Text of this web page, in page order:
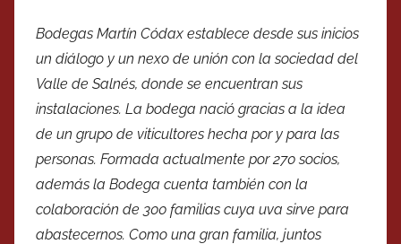
Bodegas Martín Códax establece desde sus inicios
un diálogo y un nexo de unión con la sociedad del
Valle de Salnés, donde se encuentran sus
instalaciones. La bodega nació gracias a la idea
de un grupo de viticultores hecha por y para las
personas. Formada actualmente por 270 socios,
además la Bodega cuenta también con la
colaboración de 300 familias cuya uva sirve para
abastecernos. Como una gran familia, juntos